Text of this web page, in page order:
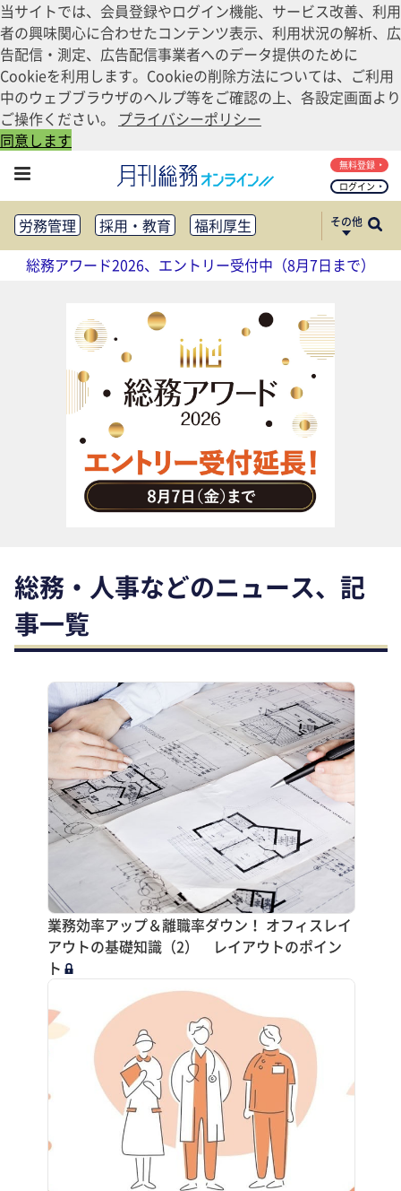
当サイトでは、会員登録やログイン機能、サービス改善、利用
者の興味関心に合わせたコンテンツ表示、利用状況の解析、広
告配信・測定、広告配信事業者へのデータ提供のために
Cookieを利用します。Cookieの削除方法については、ご利用
中のウェブブラウザのヘルプ等をご確認の上、各設定画面より
ご操作ください。 プライバシーポリシー
同意します
ログイン
無料登録
労務管理 採用・教育
福利厚生
健康経営
働き方改革
法務・コンプライアンス
リスクマネジメント・BCP
社外・社内広報
社外・社内コミュニケーション活性化
FM・オフィス移転
CSR・SDGs
テクノロジー活用・DX
助成金・補助金・コスト削減
アウトソーシング・BPO
調査・レポート
その他
総務アワード2026、エントリー受付中（8月7日まで）
総務・人事などのニュース、記
事一覧
業務効率アップ＆離職率ダウン！ オフィスレイ
アウトの基礎知識（2） レイアウトのポイン
ト